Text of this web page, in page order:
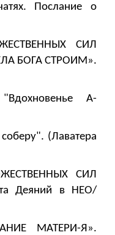
Послание о
СИЛ
БОГА СТРОИМ».
А-
(Лаватера
СИЛ
Деяний в НЕО/
МАТЕРИ-Я».